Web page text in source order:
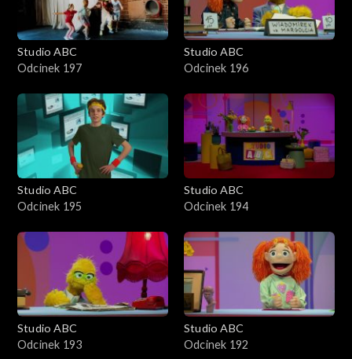
Studio ABC
Odcinek 197
Studio ABC
Odcinek 196
Studio ABC
Odcinek 195
Studio ABC
Odcinek 194
Studio ABC
Odcinek 193
Studio ABC
Odcinek 192